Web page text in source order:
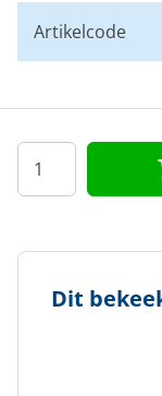
Artikelcode
Dit